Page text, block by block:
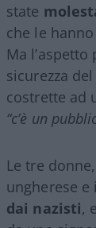
state
che le hanno
Ma
sicurezza
costrette ad
“c’è un
Le tre
ungherese
dai nazisti,